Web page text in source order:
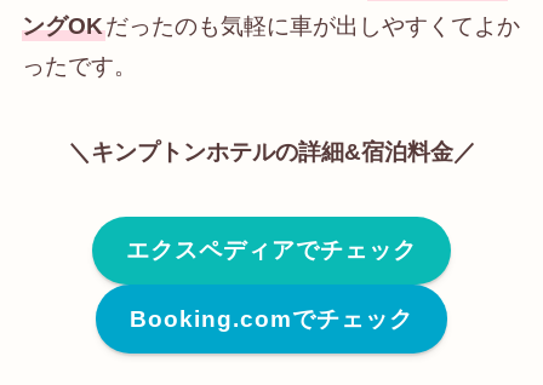
ングOKだったのも気軽に車が出しやすくてよか
ったです。
＼ キンプトンホテルの詳細&宿泊料金／
エクスペディアでチェック
Booking.comでチェック